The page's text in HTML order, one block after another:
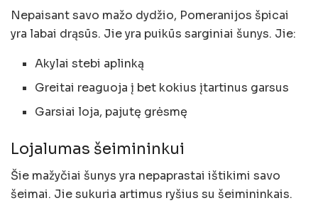
Nepaisant savo mažo dydžio, Pomeranijos špicai
yra labai drąsūs. Jie yra puikūs sarginiai šunys. Jie:
Akylai stebi aplinką
Greitai reaguoja į bet kokius įtartinus garsus
Garsiai loja, pajutę grėsmę
Lojalumas šeimininkui
Šie mažyčiai šunys yra nepaprastai ištikimi savo
šeimai. Jie sukuria artimus ryšius su šeimininkais.